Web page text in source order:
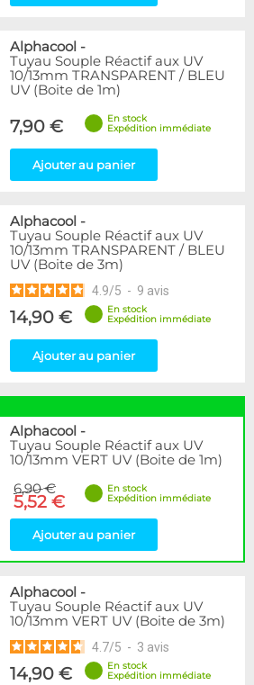
Alphacool -
Tuyau Souple Réactif aux UV
10/13mm TRANSPARENT / BLEU
UV (Boite de 1m)
7,90 €
En stock
Expédition immédiate
Ajouter au panier
Alphacool -
Tuyau Souple Réactif aux UV
10/13mm TRANSPARENT / BLEU
UV (Boite de 3m)
4.9/5 - 9 avis
14,90 €
En stock
Expédition immédiate
Ajouter au panier
Alphacool -
Tuyau Souple Réactif aux UV
10/13mm VERT UV (Boite de 1m)
6,90 €
5,52 €
En stock
Expédition immédiate
Ajouter au panier
Alphacool -
Tuyau Souple Réactif aux UV
10/13mm VERT UV (Boite de 3m)
4.7/5 - 3 avis
14,90 €
En stock
Expédition immédiate